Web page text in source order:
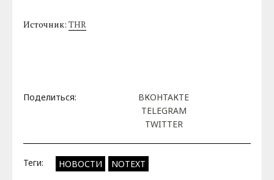
Источник:THR
Поделиться:
ВКОНТАКТЕ
TELEGRAM
TWITTER
Теги: НОВОСТИ NOTEXT